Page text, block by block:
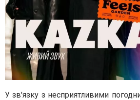
У зв'язку з несприятливими